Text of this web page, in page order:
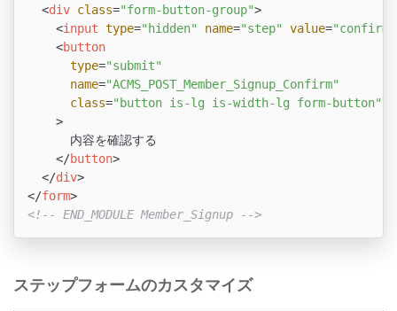
<div class="form-button-group">
<input type="hidden" name="step" value="confirm"
<button
type="submit"
name="ACMS_POST_Member_Signup_Confirm"
class="button is-lg is-width-lg form-button"
    >
      内容を確認する
</button>
</div>
</form>
<!-- END_MODULE Member_Signup -->
ステップフォームのカスタマイズ